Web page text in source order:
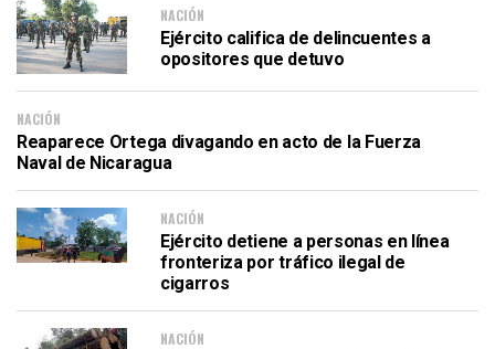
NACIÓN
Ejército califica de delincuentes a
opositores que detuvo
NACIÓN
Reaparece Ortega divagando en acto de la Fuerza
Naval de Nicaragua
NACIÓN
Ejército detiene a personas en línea
fronteriza por tráfico ilegal de
cigarros
NACIÓN